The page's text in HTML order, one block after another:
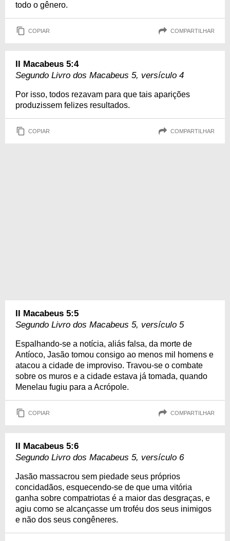
todo o gênero.
COPIAR COMPARTILHAR
II Macabeus 5:4
Segundo Livro dos Macabeus 5, versículo 4
Por isso, todos rezavam para que tais aparições
produzissem felizes resultados.
COPIAR COMPARTILHAR
II Macabeus 5:5
Segundo Livro dos Macabeus 5, versículo 5
Espalhando-se a notícia, aliás falsa, da morte de
Antíoco, Jasão tomou consigo ao menos mil homens e
atacou a cidade de improviso. Travou-se o combate
sobre os muros e a cidade estava já tomada, quando
Menelau fugiu para a Acrópole.
COPIAR COMPARTILHAR
II Macabeus 5:6
Segundo Livro dos Macabeus 5, versículo 6
Jasão massacrou sem piedade seus próprios
concidadãos, esquecendo-se de que uma vitória
ganha sobre compatriotas é a maior das desgraças, e
agiu como se alcançasse um troféu dos seus inimigos
e não dos seus congêneres.